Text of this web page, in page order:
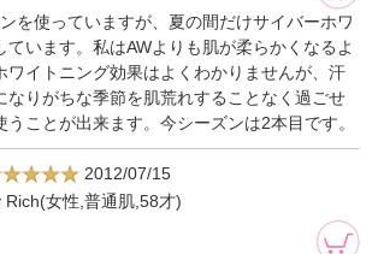
を使っていますが、夏の間だけサイバーホワ
ています。私はAWよりも肌が柔らかくなるよ
ワイトニング効果はよくわかりませんが、汗
なりがちな季節を肌荒れすることなく過ごせ
うことが出来ます。今シーズンは2本目です。
2012/07/15
Rich(女性,普通肌,58才)